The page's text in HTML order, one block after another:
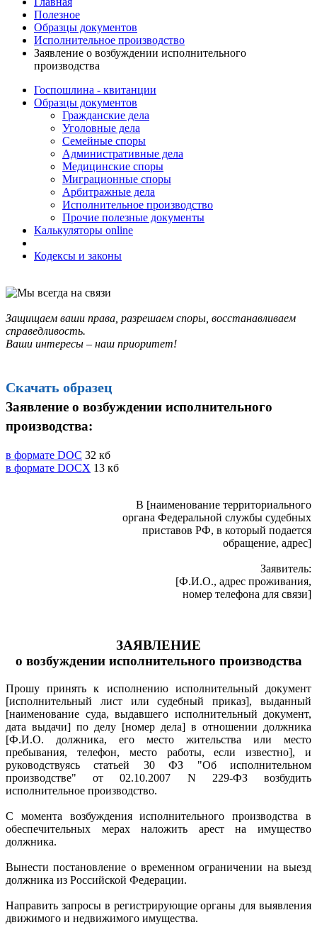
Полезное
Образцы документов
Исполнительное производство
Заявление о возбуждении исполнительного
производства
Госпошлина - квитанции
Образцы документов
Гражданские дела
Уголовные дела
Семейные споры
Административные дела
Медицинские споры
Миграционные споры
Арбитражные дела
Исполнительное производство
Прочие полезные документы
Калькуляторы online
Кодексы и законы
Защищаем ваши права, разрешаем споры, восстанавливаем
справедливость.
Ваши интересы – наш приоритет!
Скачать образец
Заявление о возбуждении исполнительного
производства:
в формате DOC 32 кб
в формате DOCX 13 кб
В [наименование территориального
органа Федеральной службы судебных
приставов РФ, в который подается
обращение, адрес]
Заявитель:
[Ф.И.О., адрес проживания,
номер телефона для связи]
ЗАЯВЛЕНИЕ
о возбуждении исполнительного производства
Прошу принять к исполнению исполнительный документ
[исполнительный лист или судебный приказ], выданный
[наименование суда, выдавшего исполнительный документ,
дата выдачи] по делу [номер дела] в отношении должника
[Ф.И.О. должника, его место жительства или место
пребывания, телефон, место работы, если известно], и
руководствуясь статьей 30 ФЗ "Об исполнительном
производстве" от 02.10.2007 N 229-ФЗ возбудить
исполнительное производство.
С момента возбуждения исполнительного производства в
обеспечительных мерах наложить арест на имущество
должника.
Вынести постановление о временном ограничении на выезд
должника из Российской Федерации.
Направить запросы в регистрирующие органы для выявления
движимого и недвижимого имущества.